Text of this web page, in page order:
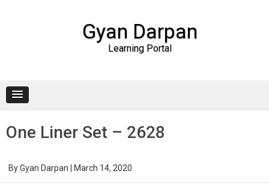
Gyan Darpan
Learning Portal
One Liner Set – 2628
ByGyan Darpan March 14, 2020